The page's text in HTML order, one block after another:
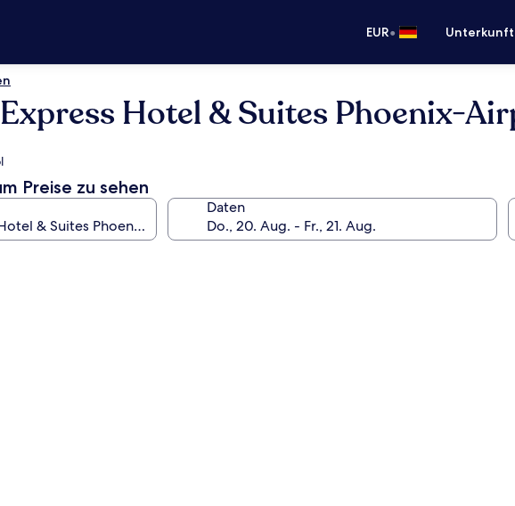
EUR•
Hotel & Suites Phoenix-
Preise zu sehen
Daten